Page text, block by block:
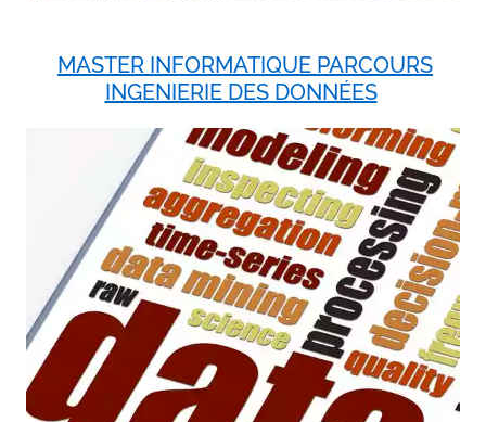
MASTER INFORMATIQUE PARCOURS
INGENIERIE DES DONNÉES